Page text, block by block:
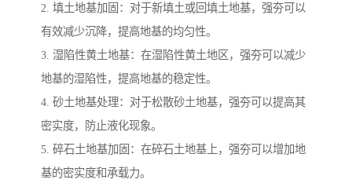
2. 填土地基加固：对于新填土或回填土地基，强夯可以
有效减少沉降，提高地基的均匀性。
3. 湿陷性黄土地基：在湿陷性黄土地区，强夯可以减少
地基的湿陷性，提高地基的稳定性。
4. 砂土地基处理：对于松散砂土地基，强夯可以提高其
密实度，防止液化现象。
5. 碎石土地基加固：在碎石土地基上，强夯可以增加地
基的密实度和承载力。